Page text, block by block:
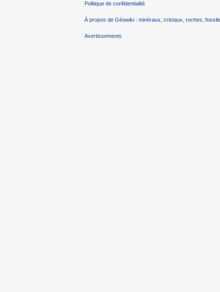
Politique de confidentialité
À propos de Géowiki : minéraux, cristaux, roches,
Avertissements